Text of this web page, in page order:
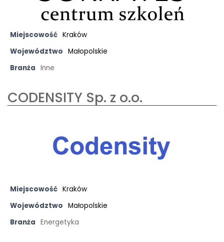
Miejscowość Kraków
Województwo Małopolskie
Branża Inne
CODENSITY Sp. z o.o.
Miejscowość Kraków
Województwo Małopolskie
Branża Energetyka